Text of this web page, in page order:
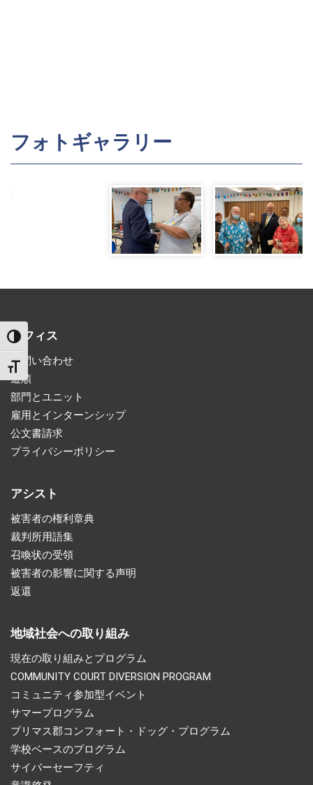
TOGGLE HIGH CONTRAST
TOGGLE FONT SIZE
フォトギャラリー
オフィス
お問い合わせ
道順
部門とユニット
雇用とインターンシップ
公文書請求
プライバシーポリシー
アシスト
被害者の権利章典
裁判所用語集
召喚状の受領
被害者の影響に関する声明
返還
地域社会への取り組み
現在の取り組みとプログラム
COMMUNITY COURT DIVERSION PROGRAM
コミュニティ参加型イベント
サマープログラム
プリマス郡コンフォート・ドッグ・プログラム
学校ベースのプログラム
サイバーセーフティ